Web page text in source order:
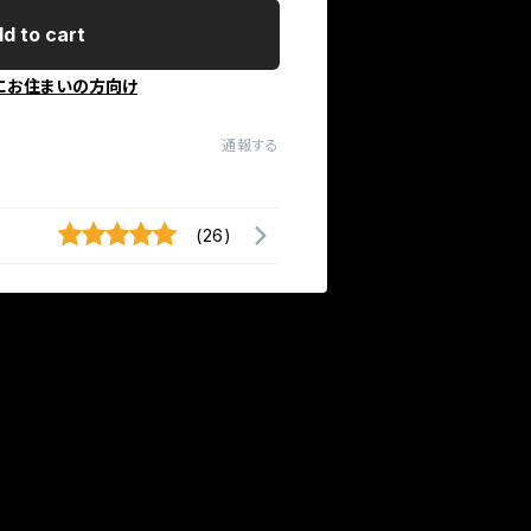
to cart
お住まいの方向け
通報する
(26)